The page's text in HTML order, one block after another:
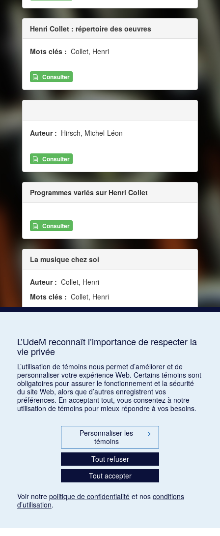
Henri Collet : répertoire des oeuvres
Mots clés : Collet, Henri
Consulter
Auteur : Hirsch, Michel-Léon
Consulter
Programmes variés sur Henri Collet
Consulter
La musique chez soi
Auteur : Collet, Henri
Mots clés : Collet, Henri
1 2 3 4 5 … 1168
L’UdeM reconnaît l’importance de respecter la
vie privée
L’utilisation de témoins nous permet d’améliorer et de
personnaliser votre expérience Web. Certains témoins sont
obligatoires pour assurer le fonctionnement et la sécurité
du site Web, alors que d’autres enregistrent vos
préférences. En acceptant tout, vous consentez à notre
utilisation de témoins pour mieux répondre à vos besoins.
Personnaliser les
témoins
>
Tout refuser
Tout accepter
Voir notre politique de confidentialité et nos conditions
d’utilisation.